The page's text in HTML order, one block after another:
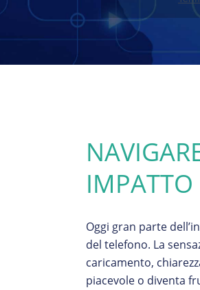
Oggi gran parte
del telefono. La
caricamento,
piacevole o diventa